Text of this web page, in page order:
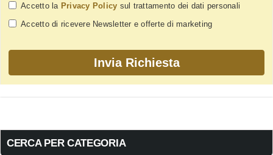
Accetto la Privacy Policy sul trattamento dei dati personali
Accetto di ricevere Newsletter e offerte di marketing
CERCA PER CATEGORIA